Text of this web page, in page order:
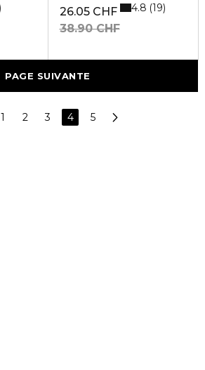
26.05 CHF
38.90 CHF
4.8 19
PAGE SUIVANTE
1 2 3 4 5